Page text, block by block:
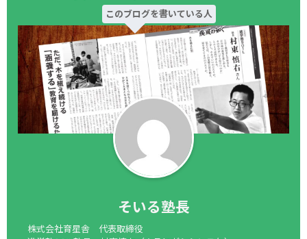
このブログを書いている人
そいる塾長
株式会社育星舎 代表取締役